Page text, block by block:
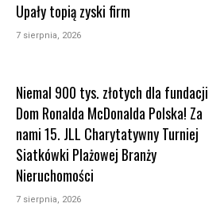
Upały topią zyski firm
7 sierpnia, 2026
Niemal 900 tys. złotych dla fundacji
Dom Ronalda McDonalda Polska! Za
nami 15. JLL Charytatywny Turniej
Siatkówki Plażowej Branży
Nieruchomości
7 sierpnia, 2026